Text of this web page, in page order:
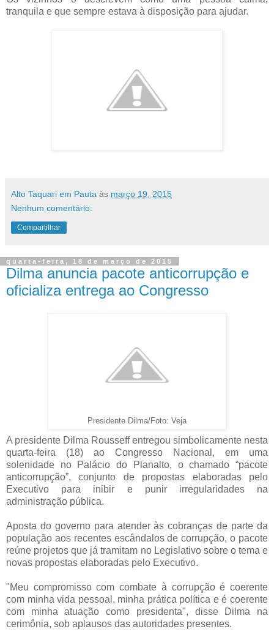
tranquila e que sempre estava à disposição para ajudar.
Alto Taquari em Pauta às março 19, 2015
Nenhum comentário:
Compartilhar
quarta-feira, 18 de março de 2015
Dilma anuncia pacote anticorrupção e
oficializa entrega ao Congresso
Presidente Dilma/Foto: Veja
A presidente Dilma Rousseff entregou simbolicamente nesta
quarta-feira (18) ao Congresso Nacional, em uma
solenidade no Palácio do Planalto, o chamado “pacote
anticorrupção”, conjunto de propostas elaboradas pelo
Executivo para inibir e punir irregularidades na
administração pública.
Aposta do governo para atender às cobranças de parte da
população aos recentes escândalos de corrupção, o pacote
reúne projetos que já tramitam no Legislativo sobre o tema e
novas propostas elaboradas pelo Executivo.
"Meu compromisso com combate à corrupção é coerente
com minha vida pessoal, minha prática política e é coerente
com minha atuação como presidenta", disse Dilma na
cerimônia, sob aplausos das autoridades presentes.